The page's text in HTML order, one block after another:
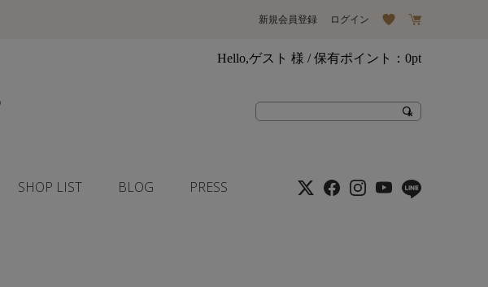
新規会員登録 ログイン
Hello,ゲスト 様 / 保有ポイント： 0pt
SHOP LIST BLOG PRESS